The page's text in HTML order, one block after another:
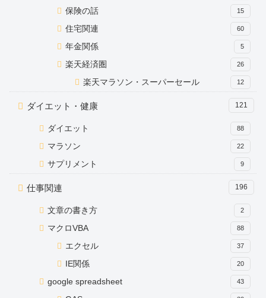
保険の話 15
住宅関連 60
年金関係 5
楽天経済圏 26
楽天マラソン・スーパーセール 12
ダイエット・健康 121
ダイエット 88
マラソン 22
サプリメント 9
仕事関連 196
文章の書き方 2
マクロVBA 88
エクセル 37
IE関係 20
google spreadsheet 43